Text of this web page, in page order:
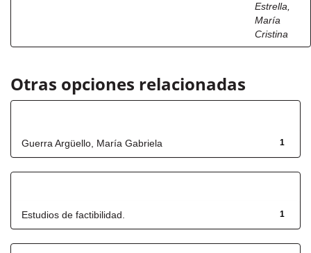
Estrella,
María
Cristina
Otras opciones relacionadas
1
Guerra Argüello, María Gabriela
1
Estudios de factibilidad.